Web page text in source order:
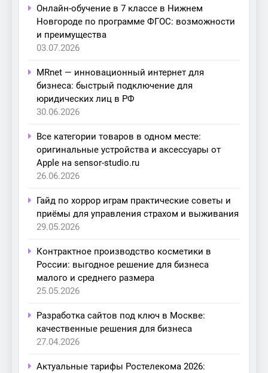
Онлайн-обучение в 7 классе в Нижнем
Новгороде по программе ФГОС: возможности
и преимущества
03.07.2026
MRnet — инновационный интернет для
бизнеса: быстрый подключение для
юридических лиц в РФ
30.06.2026
Все категории товаров в одном месте:
оригинальные устройства и аксессуары от
Apple на sensor-studio.ru
26.06.2026
Гайд по хоррор играм практические советы и
приёмы для управления страхом и выживания
29.05.2026
Контрактное производство косметики в
России: выгодное решение для бизнеса
малого и среднего размера
25.05.2026
Разработка сайтов под ключ в Москве:
качественные решения для бизнеса
27.04.2026
Актуальные тарифы Ростелекома 2026: